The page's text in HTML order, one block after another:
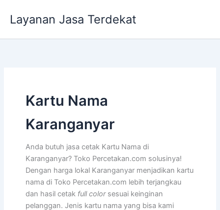
Layanan Jasa Terdekat
Kartu Nama
Karanganyar
Anda butuh jasa cetak Kartu Nama di
Karanganyar? Toko Percetakan.com solusinya!
Dengan harga lokal Karanganyar menjadikan kartu
nama di Toko Percetakan.com lebih terjangkau
dan hasil cetak full colorsesuai keinginan
pelanggan. Jenis kartu nama yang bisa kami